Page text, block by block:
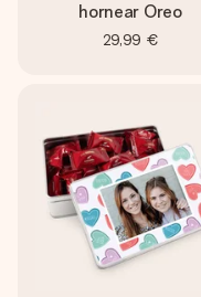
hornear Oreo
29,99 €